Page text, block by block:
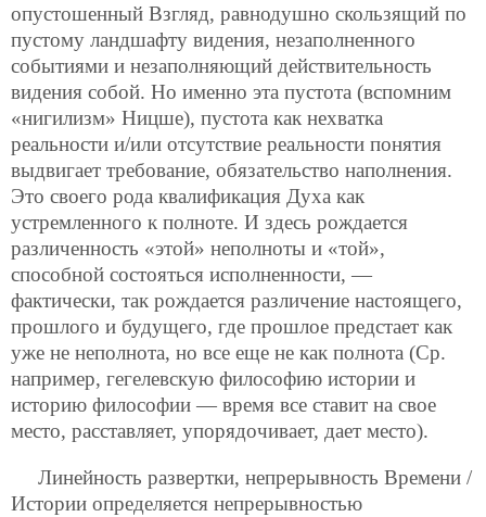
опустошенный Взгляд, равнодушно скользящий по
пустому ландшафту видения, незаполненного
событиями и незаполняющий действительность
видения собой. Но именно эта пустота (вспомним
«нигилизм» Ницше), пустота как нехватка
реальности и/или отсутствие реальности понятия
выдвигает требование, обязательство наполнения.
Это своего рода квалификация Духа как
устремленного к полноте. И здесь рождается
различенность «этой» неполноты и «той»,
способной состояться исполненности, —
фактически, так рождается различение настоящего,
прошлого и будущего, где прошлое предстает как
уже не неполнота, но все еще не как полнота (Ср.
например, гегелевскую философию истории и
историю философии — время все ставит на свое
место, расставляет, упорядочивает, дает место).
Линейность развертки, непрерывность Времени /
Истории определяется непрерывностью